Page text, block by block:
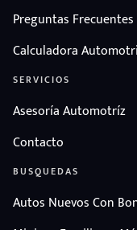
Preguntas Frecuentes
Calculadora
SERVICIOS
Asesoría Automotríz
Contacto
BUSQUEDAS
Autos Nuevos Con